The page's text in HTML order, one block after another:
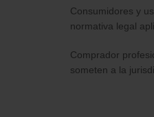
Consumidores y
normativa legal
Comprador
someten a la